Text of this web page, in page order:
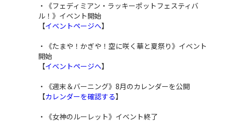
・《フェディミアン・ラッキーポットフェスティバ
ル！》イベント開始
【イベントページへ】
・《たまや！かぎや！空に咲く華と夏祭り》イベント
開始
【イベントページへ】
・《週末＆バーニング》8月のカレンダーを公開
【カレンダーを確認する】
・《女神のルーレット》イベント終了